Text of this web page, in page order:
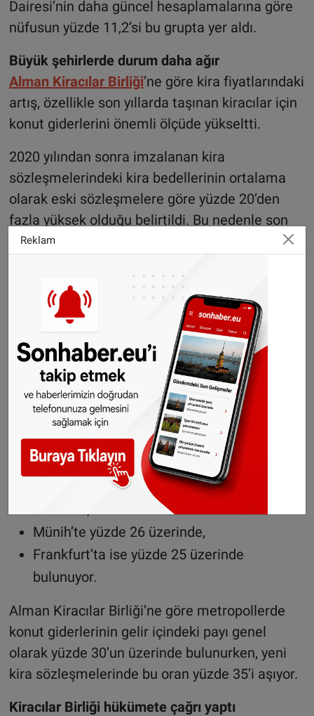
Dairesi’nin daha güncel hesaplamalarına göre
nüfusun yüzde 11,2’si bu grupta yer aldı.
Büyük şehirlerde durum daha ağır
Alman Kiracılar Birliği’ne göre kira fiyatlarındaki
artış, özellikle son yıllarda taşınan kiracılar için
konut giderlerini önemli ölçüde yükseltti.
2020 yılından sonra imzalanan kira
sözleşmelerindeki kira bedellerinin ortalama
olarak eski sözleşmelere göre yüzde 20’den
fazla yüksek olduğu belirtildi. Bu nedenle son
yıllarda taşınan kiracıların konut gideri yükünün
Araştırmaya göre büyük şehirlerdeki durum
daha da dikkat çekici.
2020 sonrasında taşınan kiracıların ödediği
kiralar:
Almanya'da ilkokula
başlayan çocuklar için
tam gün eğitim imkanı
Berlin’de ortalama kira seviyesinin yüzde 29
Münih’te yüzde 26 üzerinde,
Frankfurt’ta ise yüzde 25 üzerinde
bulunuyor.
Alman Kiracılar Birliği’ne göre metropollerde
konut giderlerinin gelir içindeki payı genel
olarak yüzde 30’un üzerinde bulunurken, yeni
kira sözleşmelerinde bu oran yüzde 35’i aşıyor.
Kiracılar Birliği hükümete çağrı yaptı
Reklam